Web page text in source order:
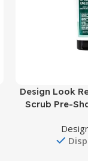
Design Look
Scrub Pre-